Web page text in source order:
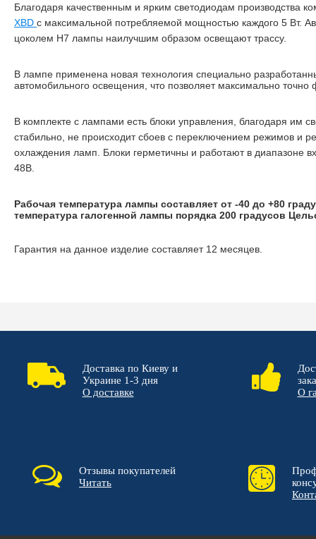
Благодаря качественным и ярким светодиодам производства
XBD с максимальной потребляемой мощностью каждого 5 Вт.
цоколем H7 лампы наилучшим образом освещают трассу.
В лампе применена новая технология специально
автомобильного освещения, что позволяет максимально точно
В комплекте с лампами есть блоки управления, благодаря им
стабильно, не происходит сбоев с переключением режимов и
охлаждения ламп. Блоки герметичны и работают в диапазоне
48В.
Рабочая температура лампы составляет от -40 до +80
температура галогенной лампы порядка 200 градусов
Гарантия на данное изделие составляет 12 месяцев.
Доставка по Киеву и
Украине 1-3 дня
О доставке
О
Отзывы покупателей
Читать